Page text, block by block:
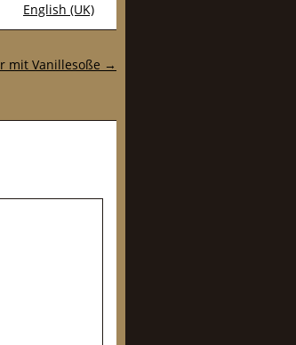
English (UK)
mit Vanillesoße →